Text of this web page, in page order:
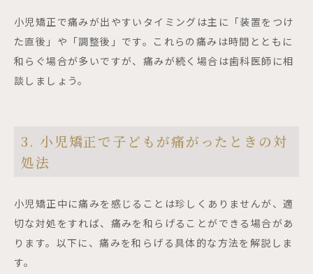
小児矯正で痛みが出やすいタイミングは主に「装置をつけ
た直後」や「調整後」です。これらの痛みは時間とともに
和らぐ場合が多いですが、痛みが続く場合は歯科医師に相
談しましょう。
3. 小児矯正で子どもが痛がったときの対
処法
小児矯正中に痛みを感じることは珍しくありませんが、適
切な対処をすれば、痛みを和らげることができる場合があ
ります。以下に、痛みを和らげる具体的な方法を解説しま
す。